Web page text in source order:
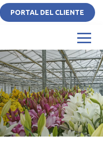
PORTAL DEL CLIENTE